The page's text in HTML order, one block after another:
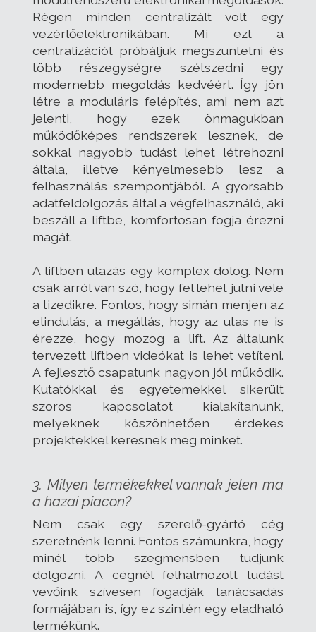
Régen minden centralizált volt egy
vezérlőelektronikában. Mi ezt a
centralizációt próbáljuk megszüntetni és
több részegységre szétszedni egy
modernebb megoldás kedvéért. Így jön
létre a moduláris felépítés, ami nem azt
jelenti, hogy ezek önmagukban
működőképes rendszerek lesznek, de
sokkal nagyobb tudást lehet létrehozni
általa, illetve kényelmesebb lesz a
felhasználás szempontjából. A gyorsabb
adatfeldolgozás által a végfelhasználó, aki
beszáll a liftbe, komfortosan fogja érezni
magát.
A liftben utazás egy komplex dolog. Nem
csak arról van szó, hogy fel lehet jutni vele
a tizedikre. Fontos, hogy simán menjen az
elindulás, a megállás, hogy az utas ne is
érezze, hogy mozog a lift. Az általunk
tervezett liftben videókat is lehet vetíteni.
A fejlesztő csapatunk nagyon jól működik.
Kutatókkal és egyetemekkel sikerült
szoros kapcsolatot kialakítanunk,
melyeknek köszönhetően érdekes
projektekkel keresnek meg minket.
3. Milyen termékekkel vannak jelen ma
a hazai piacon?
Nem csak egy szerelő-gyártó cég
szeretnénk lenni. Fontos számunkra, hogy
minél több szegmensben tudjunk
dolgozni. A cégnél felhalmozott tudást
vevőink szívesen fogadják tanácsadás
formájában is, így ez szintén egy eladható
termékünk.